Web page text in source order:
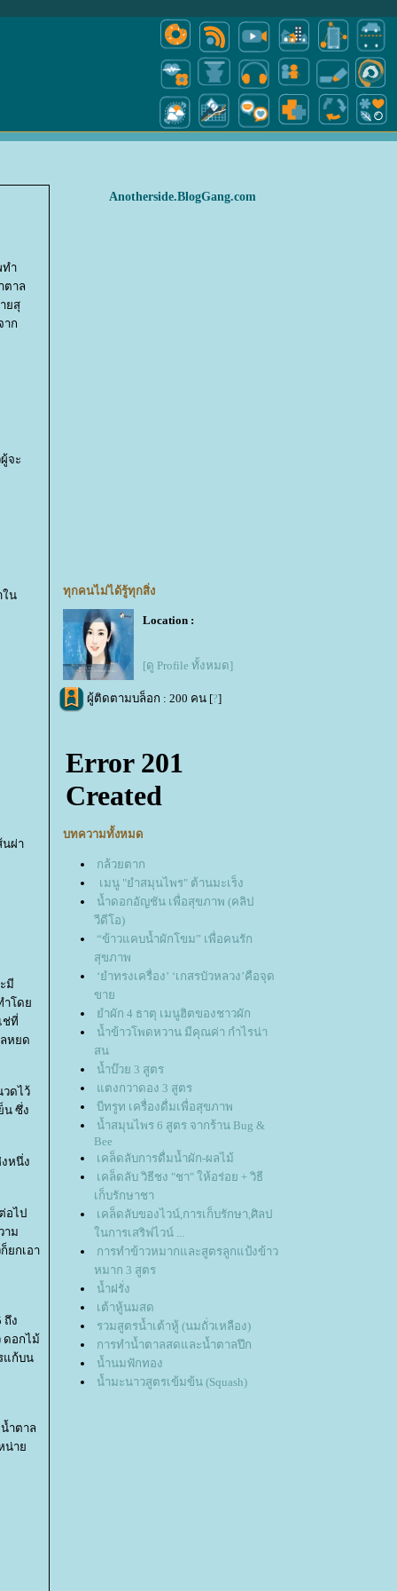
ทำ
ตาล
ยสุ
าก
จะ
ใน
นผ่า
มี
ทำโด
ช่ที่
หยด
ดไว้
น ซึ่ง
หนึ่ง
อไป
าม
ยกเอา
ถึง
ดอกไม้
แก้บน
ำตาล
หน่า
Anotherside.BlogGang.com
ทุกคนไม่ได้รู้ทุกสิ่ง
Location :
[ดู Profile ทั้งหมด]
ผู้ติดตามบล็อก : 200 คน [?]
บทความทั้งหมด
กล้วยตาก
เมนู "ยำสมุนไพร" ต้านมะเร็ง
น้ำดอกอัญชัน เพื่อสุขภาพ (คลิป
วีดีโอ)
“ข้าวแคบน้ำผักโขม” เพื่อคนรัก
สุขภาพ
‘ยำทรงเครื่อง’ ‘เกสรบัวหลวง’คือจุด
ขา
ำผัก 4 ธาตุ เมนูฮิตของชาวผัก
น้ำข้าวโพดหวาน มีคุณค่า กำไรน่า
สน
น้ำบ๊วย 3 สูตร
ตงกวาดอง 3 สูตร
บีทรูท เครื่องดื่มเพื่อสุขภาพ
น้ำสมุนไพร 6 สูตร จากร้าน Bug &
Bee
เคล็ดลับการดื่มน้ำผัก-ผลไม้
เคล็ดลับ วิธีชง "ชา" ให้อร่อย + วิธี
เก็บรักษาชา
เคล็ดลับของไวน์,การเก็บรักษา,ศิลป
นการเสริฟไวน์ ...
การทำข้าวหมากและสูตรลูกแป้งข้าว
หมาก 3 สูตร
น้ำฝรั่ง
เต้าหู้นมสด
รวมสูตรน้ำเต้าหู้ (นมถั่วเหลือง)
การทำน้ำตาลสดและน้ำตาลปึก
น้ำนมฟักทอง
น้ำมะนาวสูตรเข้มข้น (Squash)